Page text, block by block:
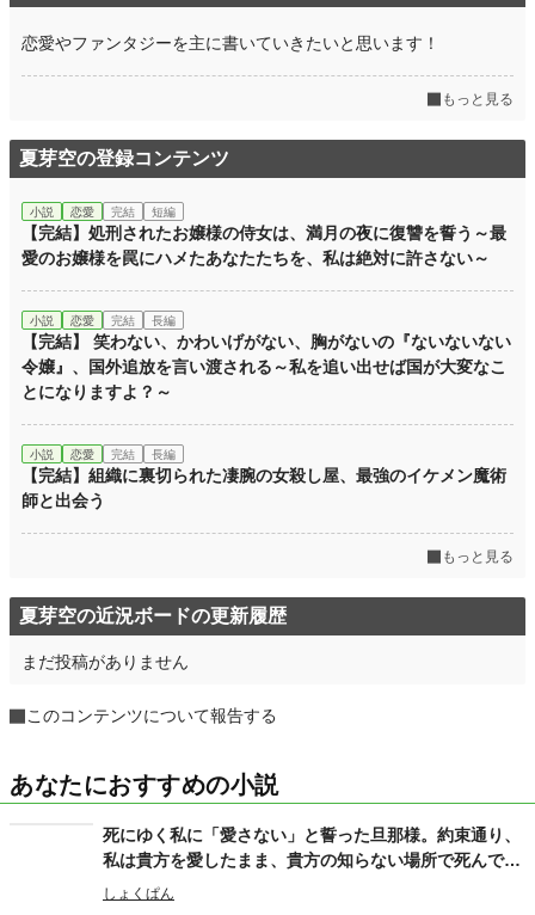
恋愛やファンタジーを主に書いていきたいと思います！
もっと見る
夏芽空の登録コンテンツ
小説 恋愛 完結 短編
【完結】処刑されたお嬢様の侍女は、満月の夜に復讐を誓う～最
愛のお嬢様を罠にハメたあなたたちを、私は絶対に許さない～
小説 恋愛 完結 長編
【完結】 笑わない、かわいげがない、胸がないの『ないないない
令嬢』、国外追放を言い渡される～私を追い出せば国が大変なこ
とになりますよ？～
小説 恋愛 完結 長編
【完結】組織に裏切られた凄腕の女殺し屋、最強のイケメン魔術
師と出会う
もっと見る
夏芽空の近況ボードの更新履歴
まだ投稿がありません
このコンテンツについて報告する
あなたにおすすめの小説
死にゆく私に「愛さない」と誓った旦那様。約束通り、
私は貴方を愛したまま、貴方の知らない場所で死んであ
げます。
しょくぱん